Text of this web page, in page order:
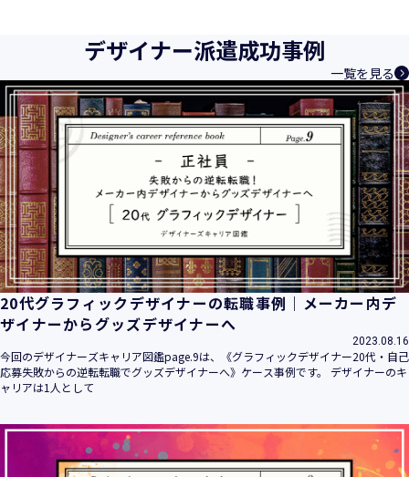
様、お取引先関係者の個人情報及び特定個人情報などを、人
材派遣サービス、人材紹介サービス、請負サービス、その
他、利用者の皆さまの「活躍の場の創造」と「就業の機会の
創出」に利用しています。また、従業者の情報及び特定個人
情報などを従業者管理に利用します。これらから当社にとっ
て個人情報及び特定個人情報の保護が重大な責務であると同
時に、個人情報などの保護を徹底することは企業の社会的責
務と認識しております。そこで、個人情報保護理念と自ら定
めた行動規範に基づき、社会的使命を十分に認識し、本人の
権利の保護、個人情報に関する法規制等を遵守致します。
また、以下に示す方針を具現化するための個人情報保護マネ
ジメントシステムを構築し、最新のＩＴ技術の動向、社会的
要請の変化、経営環境の変動等を常に認識しながら、その継
続的改善に、全社を挙げて取り組むことをここに宣言致しま
す。
当社は、事業の目的に適切な個人情報の取得・利用及び提供
を行い、特定された利用目的の達成に必要な範囲を超えた個
人情報の取扱いを行いません。また、そのための措置を講じ
当社は個人情報の取扱いに関する法令、国が定める指針その
他の規範を遵守致します。
当社は個人情報の漏えい、滅失、き損などのリスクに対して
デザイナー派遣成功事例
一覧を見る
20代グラフィックデザイナーの転職事例｜メーカー内デ
ザイナーからグッズデザイナーへ
2023.08.16
今回のデザイナーズキャリア図鑑page.9は、《グラフィックデザイナー20代・自己
応募失敗からの逆転転職でグッズデザイナーへ》ケース事例です。 デザイナーのキ
ャリアは1人として